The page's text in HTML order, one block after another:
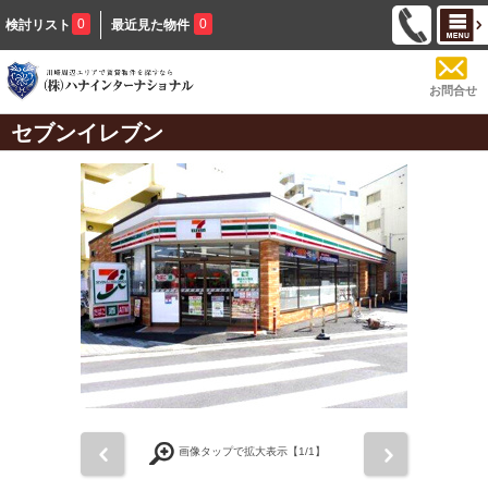
検討リスト 0 最近見た物件 0
お問合せ
セブンイレブン
画像タップで拡大表示【1/1】